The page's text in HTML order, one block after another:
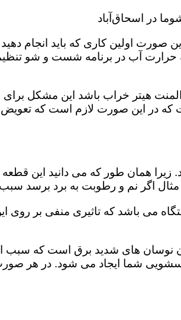
در اسحاق‌آباد
صورت اولین کاری که باید انجام
حرارت آب در برنامه شست و شو
هیتر خراب باشد این مشکل
در این صورت لازم است که تعویض
همان طور که می دانید این
مثال اگر نم و رطوبت به برد برسد
می باشد که تاثیری منفی بر
های شدید برق است که سبب از
شما ایجاد می شود. در هر